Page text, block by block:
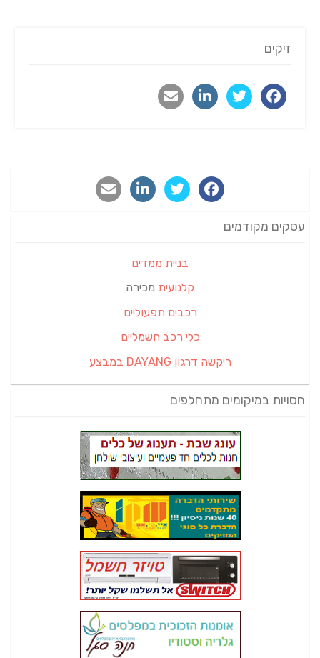
זיקים
עסקים מקודמים
בניית ממדים
קלנועית מכירה
רכבים תפעוליים
כלי רכב חשמליים
ריקשה דרגון DAYANG במבצע
חסויות במיקומים מתחלפים